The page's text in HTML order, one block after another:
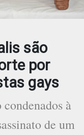
são
por
gays
à
de um